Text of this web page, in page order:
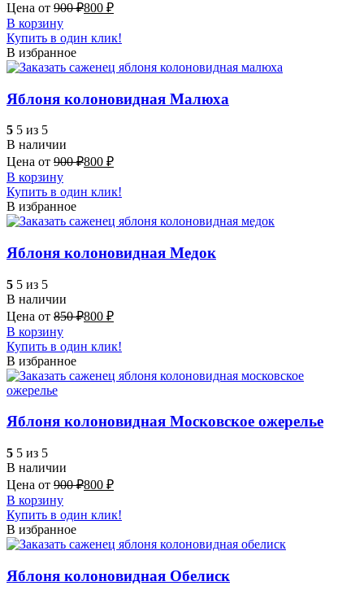
Цена от 900₽800 ₽
В корзину
Купить в один клик!
В избранное
Яблоня колоновидная Малюха
5 5 из 5
В наличии
Цена от 900₽800 ₽
В корзину
Купить в один клик!
В избранное
Яблоня колоновидная Медок
5 5 из 5
В наличии
Цена от 850₽800 ₽
В корзину
Купить в один клик!
В избранное
Яблоня колоновидная Московское ожерелье
5 5 из 5
В наличии
Цена от 900₽800 ₽
В корзину
Купить в один клик!
В избранное
Яблоня колоновидная Обелиск